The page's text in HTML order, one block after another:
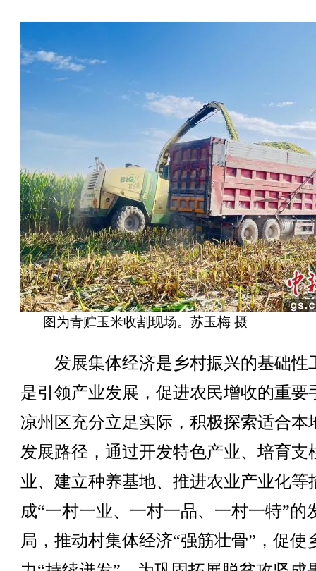
图为青贮玉米收割现场。苏玉梅 摄
发展集体经济是乡村振兴的基础性
是引领产业发展，促进农民增收的重要
凉州区充分立足实际，积极探索适合本
发展路径，通过开发特色产业、培育支
业、建立种养基地、推进农业产业化等
成“一村一业、一村一品、一村一特”的
局，推动村集体经济“强筋壮骨”，促使